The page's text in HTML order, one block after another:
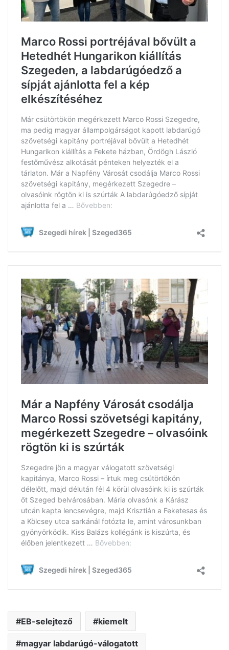
EB-selejtező kiemelt
magyar labdarúgó-válogatott